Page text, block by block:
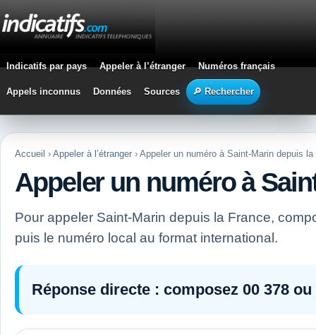
Indicatifs par pays Appeler à l’étranger Numéros français
Appels inconnus Données Sources 🔎 Rechercher
Accueil › Appeler à l’étranger › Appeler un numéro à Saint-Marin depuis la
Appeler un numéro à
Pour appeler Saint-Marin depuis la France,
puis le numéro local au format international.
Réponse directe : composez 00 378 ou